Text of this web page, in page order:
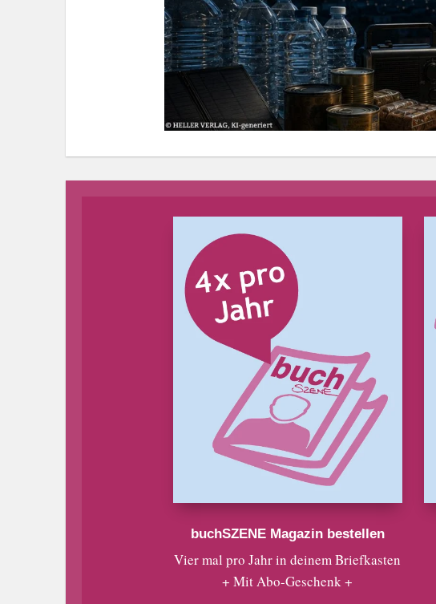
buchSZENE Magazin bestellen
Vier mal pro Jahr in deinem Briefkasten
+ Mit Abo-Geschenk +